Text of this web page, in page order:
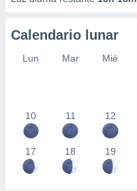
Calendario lunar
Lun Mar Mié
10 11 12
17 18 19